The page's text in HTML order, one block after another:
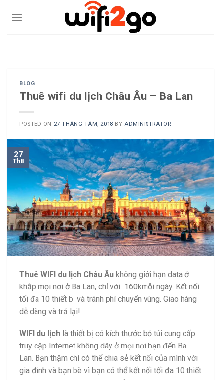
BLOG
Thuê wifi du lịch Châu Âu – Ba Lan
POSTED ON 27 THÁNG TÁM, 2018 BY ADMINISTRATOR
27
Th8
Thuê WIFI du lịch Châu Âu không giới hạn data ở
khắp mọi nơi ở Ba Lan, chỉ với 160kmỗi ngày. Kết nối
tối đa 10 thiết bị và tránh phí chuyển vùng. Giao hàng
dễ dàng và trả lại!
WIFI du lịch là thiết bị có kích thước bỏ túi cung cấp
truy cập Internet không dây ở mọi nơi bạn đến Ba
Lan. Bạn thậm chí có thể chia sẻ kết nối của mình với
gia đình và bạn bè vì bạn có thể kết nối tối đa 10 thiết